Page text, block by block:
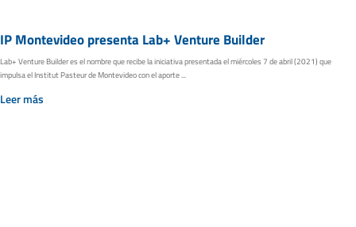
IP Montevideo presenta Lab+ Venture Builder
Lab+ Venture Builder es el nombre que recibe la iniciativa presentada el miércoles 7 de abril (2021) que
impulsa el Institut Pasteur de Montevideo con el aporte ...
Leer más